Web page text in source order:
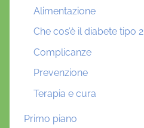
Alimentazione
Che cos’è il diabete tipo 2
Complicanze
Prevenzione
Terapia e cura
Primo piano